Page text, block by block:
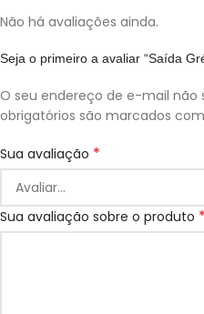
Não há avaliações ainda.
Seja o primeiro a avaliar “Saída
O seu endereço de e-mail não
obrigatórios são marcados com
Sua avaliação *
Sua avaliação sobre o produto *